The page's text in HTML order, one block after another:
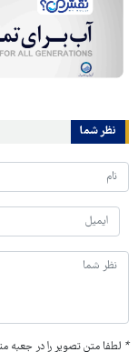
نظر شما
* لطفا متن تصویر را در جعبه